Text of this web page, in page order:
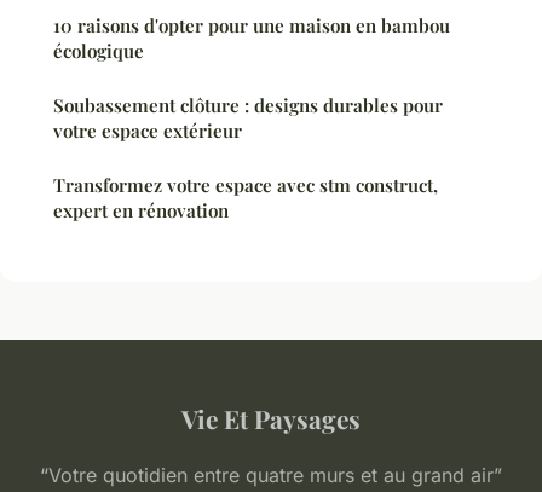
10 raisons d'opter pour une maison en bambou
écologique
Soubassement clôture : designs durables pour
votre espace extérieur
Transformez votre espace avec stm construct,
expert en rénovation
Vie Et Paysages
“Votre quotidien entre quatre murs et au grand air”